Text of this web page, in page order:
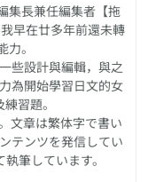
集長兼任編集者【拖
早在廿多年前還未轉
。
些設計與編輯，與之
為開始學習日文的女
習題。
文章は繁体字で書い
テンツを発信してい
筆しています。